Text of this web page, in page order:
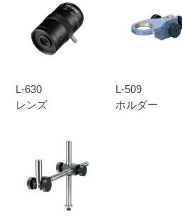
L-630
レンズ
L-509
ホルダー